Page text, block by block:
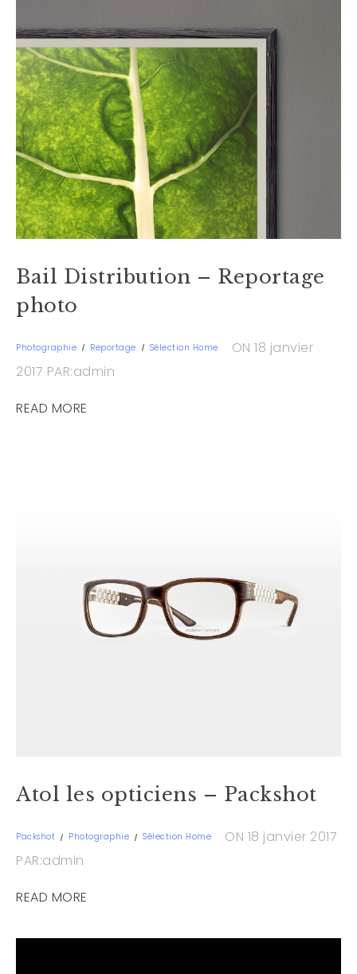
Bail Distribution – Reportage
photo
Photographie Reportage Sélection Home
ON 18 janvier
2017 PAR:admin
READ MORE
Atol les opticiens – Packshot
Packshot Photographie Sélection Home
ON 18 janvier 2017
PAR:admin
READ MORE